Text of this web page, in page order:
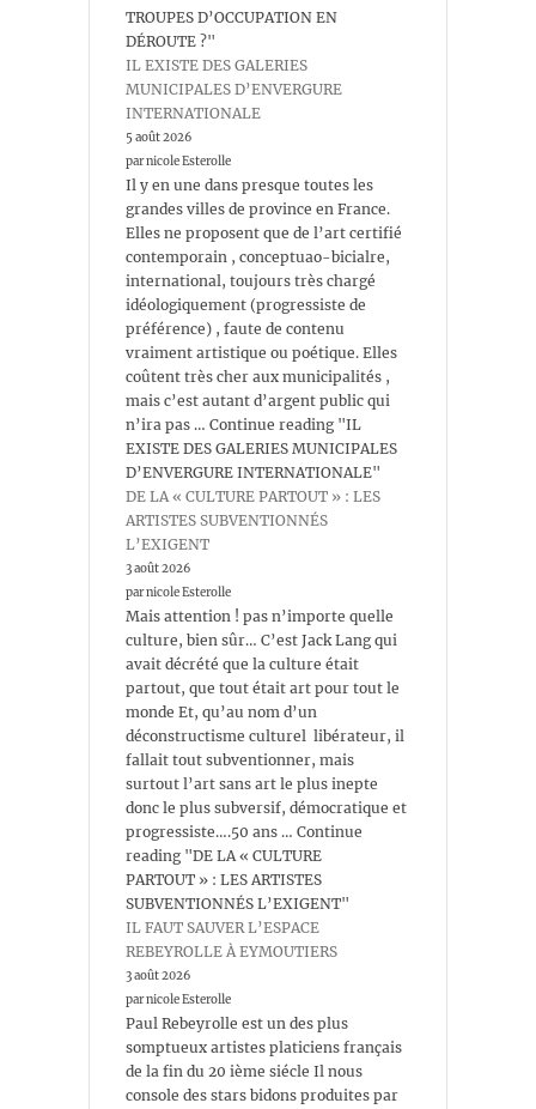
TROUPES D’OCCUPATION EN
DÉROUTE ?"
IL EXISTE DES GALERIES
MUNICIPALES D’ENVERGURE
INTERNATIONALE
5 août 2026
par nicole Esterolle
Il y en une dans presque toutes les
grandes villes de province en France.
Elles ne proposent que de l’art certifié
contemporain , conceptuao-bicialre,
international, toujours très chargé
idéologiquement (progressiste de
préférence) , faute de contenu
vraiment artistique ou poétique. Elles
coûtent très cher aux municipalités ,
mais c’est autant d’argent public qui
n’ira pas … Continue reading "IL
EXISTE DES GALERIES MUNICIPALES
D’ENVERGURE INTERNATIONALE"
DE LA « CULTURE PARTOUT » : LES
ARTISTES SUBVENTIONNÉS
L’EXIGENT
3 août 2026
par nicole Esterolle
Mais attention ! pas n’importe quelle
culture, bien sûr… C’est Jack Lang qui
avait décrété que la culture était
partout, que tout était art pour tout le
monde Et, qu’au nom d’un
déconstructisme culturel libérateur, il
fallait tout subventionner, mais
surtout l’art sans art le plus inepte
donc le plus subversif, démocratique et
progressiste….50 ans … Continue
reading "DE LA « CULTURE
PARTOUT » : LES ARTISTES
SUBVENTIONNÉS L’EXIGENT"
IL FAUT SAUVER L’ESPACE
REBEYROLLE À EYMOUTIERS
3 août 2026
par nicole Esterolle
Paul Rebeyrolle est un des plus
somptueux artistes platiciens français
de la fin du 20 ième siécle Il nous
console des stars bidons produites par